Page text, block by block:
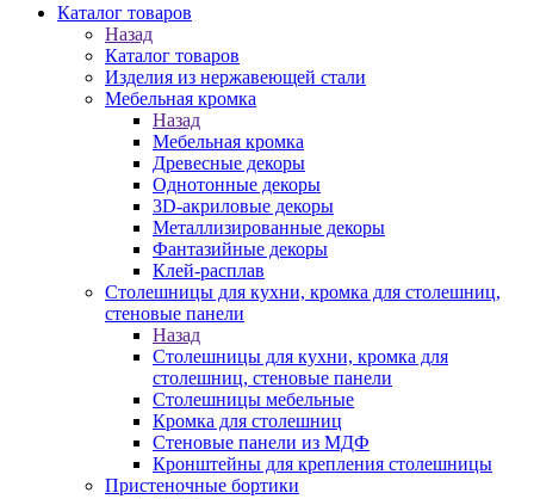
Каталог товаров
Назад
Каталог товаров
Изделия из нержавеющей стали
Мебельная кромка
Назад
Мебельная кромка
Древесные декоры
Однотонные декоры
3D-акриловые декоры
Металлизированные декоры
Фантазийные декоры
Клей-расплав
Столешницы для кухни, кромка для столешниц,
стеновые панели
Назад
Столешницы для кухни, кромка для
столешниц, стеновые панели
Столешницы мебельные
Кромка для столешниц
Стеновые панели из МДФ
Кронштейны для крепления столешницы
Пристеночные бортики